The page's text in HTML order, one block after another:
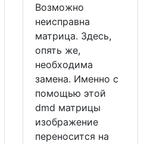
Возможно
неисправна
матрица. Здесь,
опять же,
необходима
замена. Именно с
помощью этой
dmd матрицы
изображение
переносится на